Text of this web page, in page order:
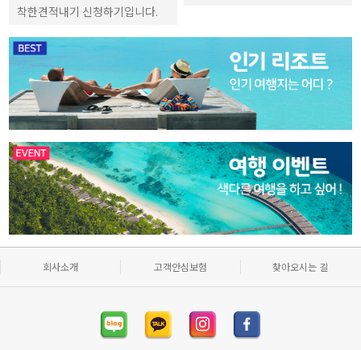
착한견적내기 신청하기입니다.
회사소개 고객안심보험 찾아오시는 길